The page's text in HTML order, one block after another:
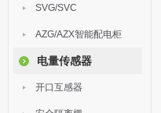
SVG/SVC
AZG/AZX智能配电柜
电量传感器
开口互感器